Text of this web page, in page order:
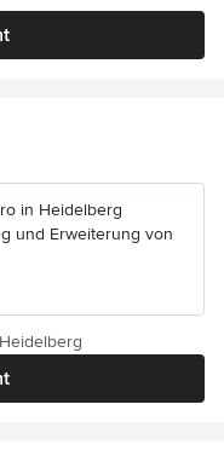
in Heidelberg
und Erweiterung von